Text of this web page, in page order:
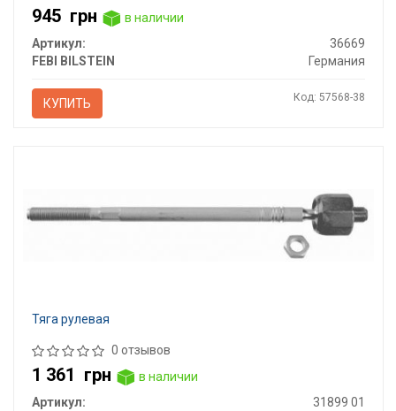
945 грн
в наличии
Артикул:
36669
FEBI BILSTEIN
Германия
КУПИТЬ Код: 57568-38
Тяга рулевая
0 отзывов
1 361 грн
в наличии
Артикул:
31899 01